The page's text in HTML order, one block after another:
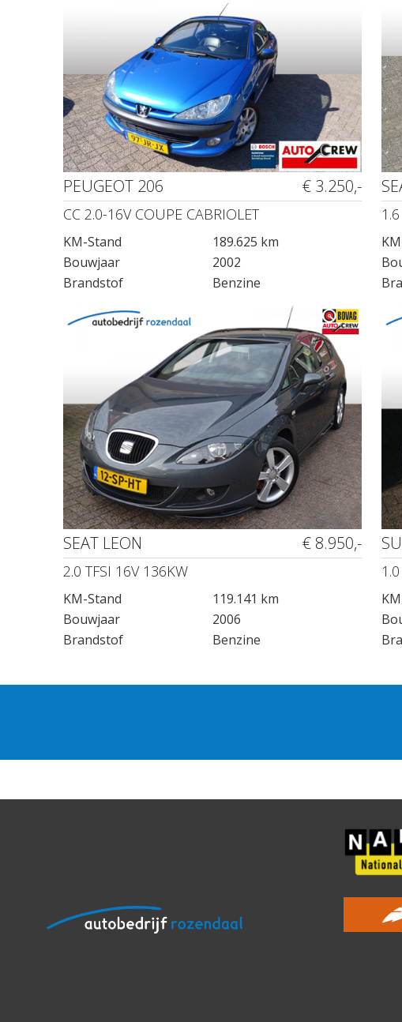
PEUGEOT 206 € 3.250,-
CC 2.0-16V COUPE CABRIOLET
KM-Stand
189.625 km
Bouwjaar
2002
Brandstof
Benzine
SEAT LEON € 8.950,-
2.0 TFSI 16V 136KW
KM-Stand
119.141 km
Bouwjaar
2006
Brandstof
Benzine